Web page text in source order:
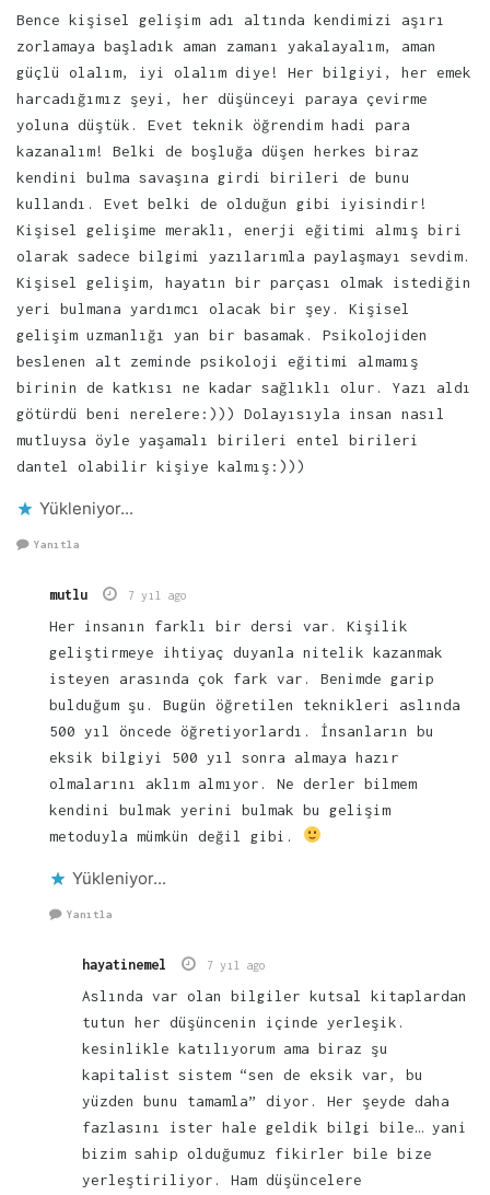
Bence kişisel gelişim adı altında kendimizi aşırı
zorlamaya başladık aman zamanı yakalayalım, aman
güçlü olalım, iyi olalım diye! Her bilgiyi, her emek
harcadığımız şeyi, her düşünceyi paraya çevirme
yoluna düştük. Evet teknik öğrendim hadi para
kazanalım! Belki de boşluğa düşen herkes biraz
kendini bulma savaşına girdi birileri de bunu
kullandı. Evet belki de olduğun gibi iyisindir!
Kişisel gelişime meraklı, enerji eğitimi almış biri
olarak sadece bilgimi yazılarımla paylaşmayı sevdim.
Kişisel gelişim, hayatın bir parçası olmak istediğin
yeri bulmana yardımcı olacak bir şey. Kişisel
gelişim uzmanlığı yan bir basamak. Psikolojiden
beslenen alt zeminde psikoloji eğitimi almamış
birinin de katkısı ne kadar sağlıklı olur. Yazı aldı
götürdü beni nerelere:))) Dolayısıyla insan nasıl
mutluysa öyle yaşamalı birileri entel birileri
dantel olabilir kişiye kalmış:)))
Yükleniyor...
Yanıtla
mutlu 7 yıl ago
Her insanın farklı bir dersi var. Kişilik
geliştirmeye ihtiyaç duyanla nitelik kazanmak
isteyen arasında çok fark var. Benimde garip
bulduğum şu. Bugün öğretilen teknikleri aslında
500 yıl öncede öğretiyorlardı. İnsanların bu
eksik bilgiyi 500 yıl sonra almaya hazır
olmalarını aklım almıyor. Ne derler bilmem
kendini bulmak yerini bulmak bu gelişim
metoduyla mümkün değil gibi.
Yükleniyor...
Yanıtla
hayatinemel 7 yıl ago
Aslında var olan bilgiler kutsal kitaplardan
tutun her düşüncenin içinde yerleşik.
kesinlikle katılıyorum ama biraz şu
kapitalist sistem “sen de eksik var, bu
yüzden bunu tamamla” diyor. Her şeyde daha
fazlasını ister hale geldik bilgi bile… yani
bizim sahip olduğumuz fikirler bile bize
yerleştiriliyor. Ham düşüncelere